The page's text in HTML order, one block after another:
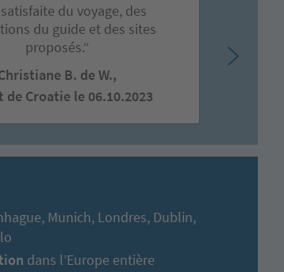
satisfaite du voyage, des
du guide et des sites
proposés.“
B. de W.,
de Croatie le 06.10.2023
Munich, Londres, Dublin,
dans l’Europe entière